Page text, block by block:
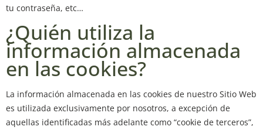
tu contraseña, etc…
¿Quién utiliza la
información almacenada
en las cookies?
La información almacenada en las cookies de nuestro Sitio Web
es utilizada exclusivamente por nosotros, a excepción de
aquellas identificadas más adelante como “cookie de terceros”,